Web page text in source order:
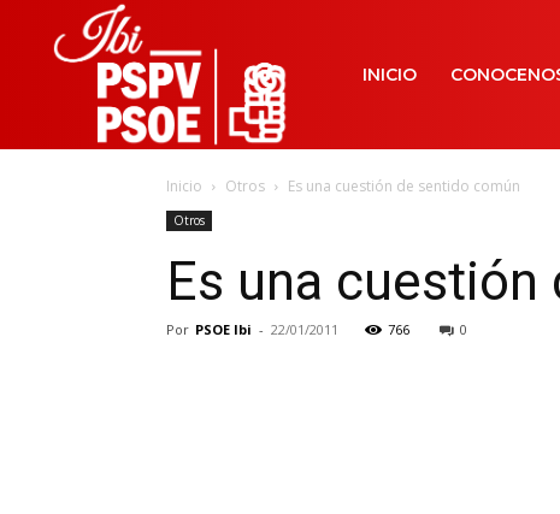
INICIO
Inicio Otros Es una cuestión de sentido común
Otros
Es una
Por PSOE Ibi - 22/01/2011 766 0